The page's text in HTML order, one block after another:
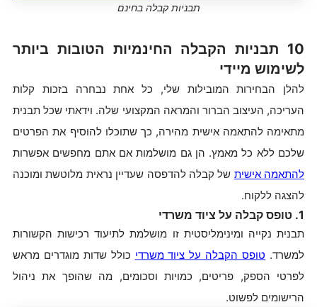
תבניות קבלה בחינם
10 תבניות הקבלה החינמיות הטובות ביותר
לשימוש מיידי
להלן הבחירות המובילות שלי, כל אחת נבחרה בזכות קלות
העריכה, העיצוב הברור והמראה המקצועי שלה. וידאתי שכל תבנית
מתאימה להתאמה אישית מהירה, כך שתוכלו להוסיף את הפרטים
שלכם ללא כל מאמץ. הן גם מושלמות אם אתם מחפשים אפשרות
להתאמה אישית של קבלה להדפסה שעדיין נראית מלוטשת ומוכנה
להצגה ללקוח.
1. טופס קבלה על ציוד משרדי
תבנית נקייה ומינימליסטית זו מושלמת לתיעוד רכישות הקשורות
למשרד. טופס הקבלה על ציוד משרדי כולל שדות מוגדרים מראש
לפרטי הספק, פריטים, כמויות וסכומים, מה שהופך את ניהול
הרישומים לפשוט.